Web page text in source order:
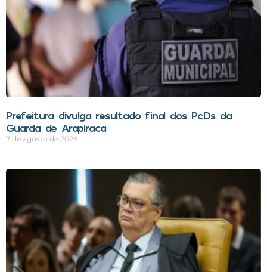
Prefeitura divulga resultado final dos PcDs da
Guarda de Arapiraca
7 de agosto de 2026